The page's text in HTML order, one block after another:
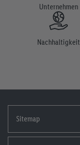
Unternehmen
Nachhaltigkeit
Sitemap